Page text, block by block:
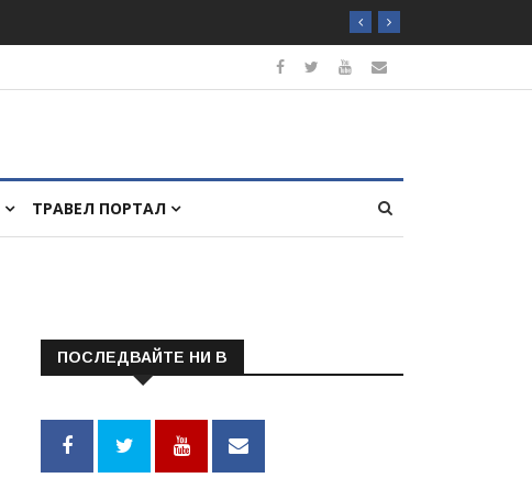
ТРАВЕЛ ПОРТАЛ
ПОСЛЕДВАЙТЕ НИ В